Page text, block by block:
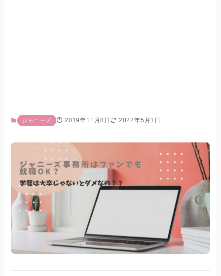
ジャニーズ 2019年11月8日 2022年5月1日